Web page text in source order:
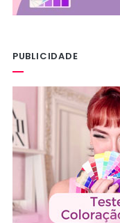
PUBLICIDADE